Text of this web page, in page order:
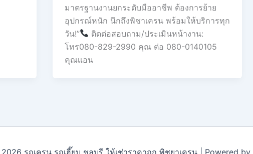
มาตรฐานงานยกระดับมืออาชีพ ต้องการย้าย
อุปกรณ์หนัก นึกถึงพิชาเครน พร้อมให้บริการทุก
วัน!”
ติดต่อสอบถาม/ประเมินหน้างาน:
โทร080-829-2990 คุณ ต่อ 080-0140105
คุณเเอน
รถเครน รถเฮี๊ยบ ชลบุรี ให้เช่าราคาถูก พิชยาเครน | Powered by